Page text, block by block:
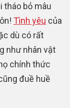
tháo bỏ mâu
Tình yêu của
dù có rất
như nhân vật
chính thức
đuề huề